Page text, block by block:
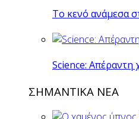
Το κενό ανάμεσα
Science: Απέραντη
ΣΗΜΑΝΤΙΚΑ ΝΕΑ